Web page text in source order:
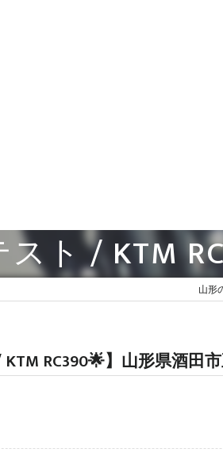
スト / KTM
山形
RC390🌟】山形県酒田